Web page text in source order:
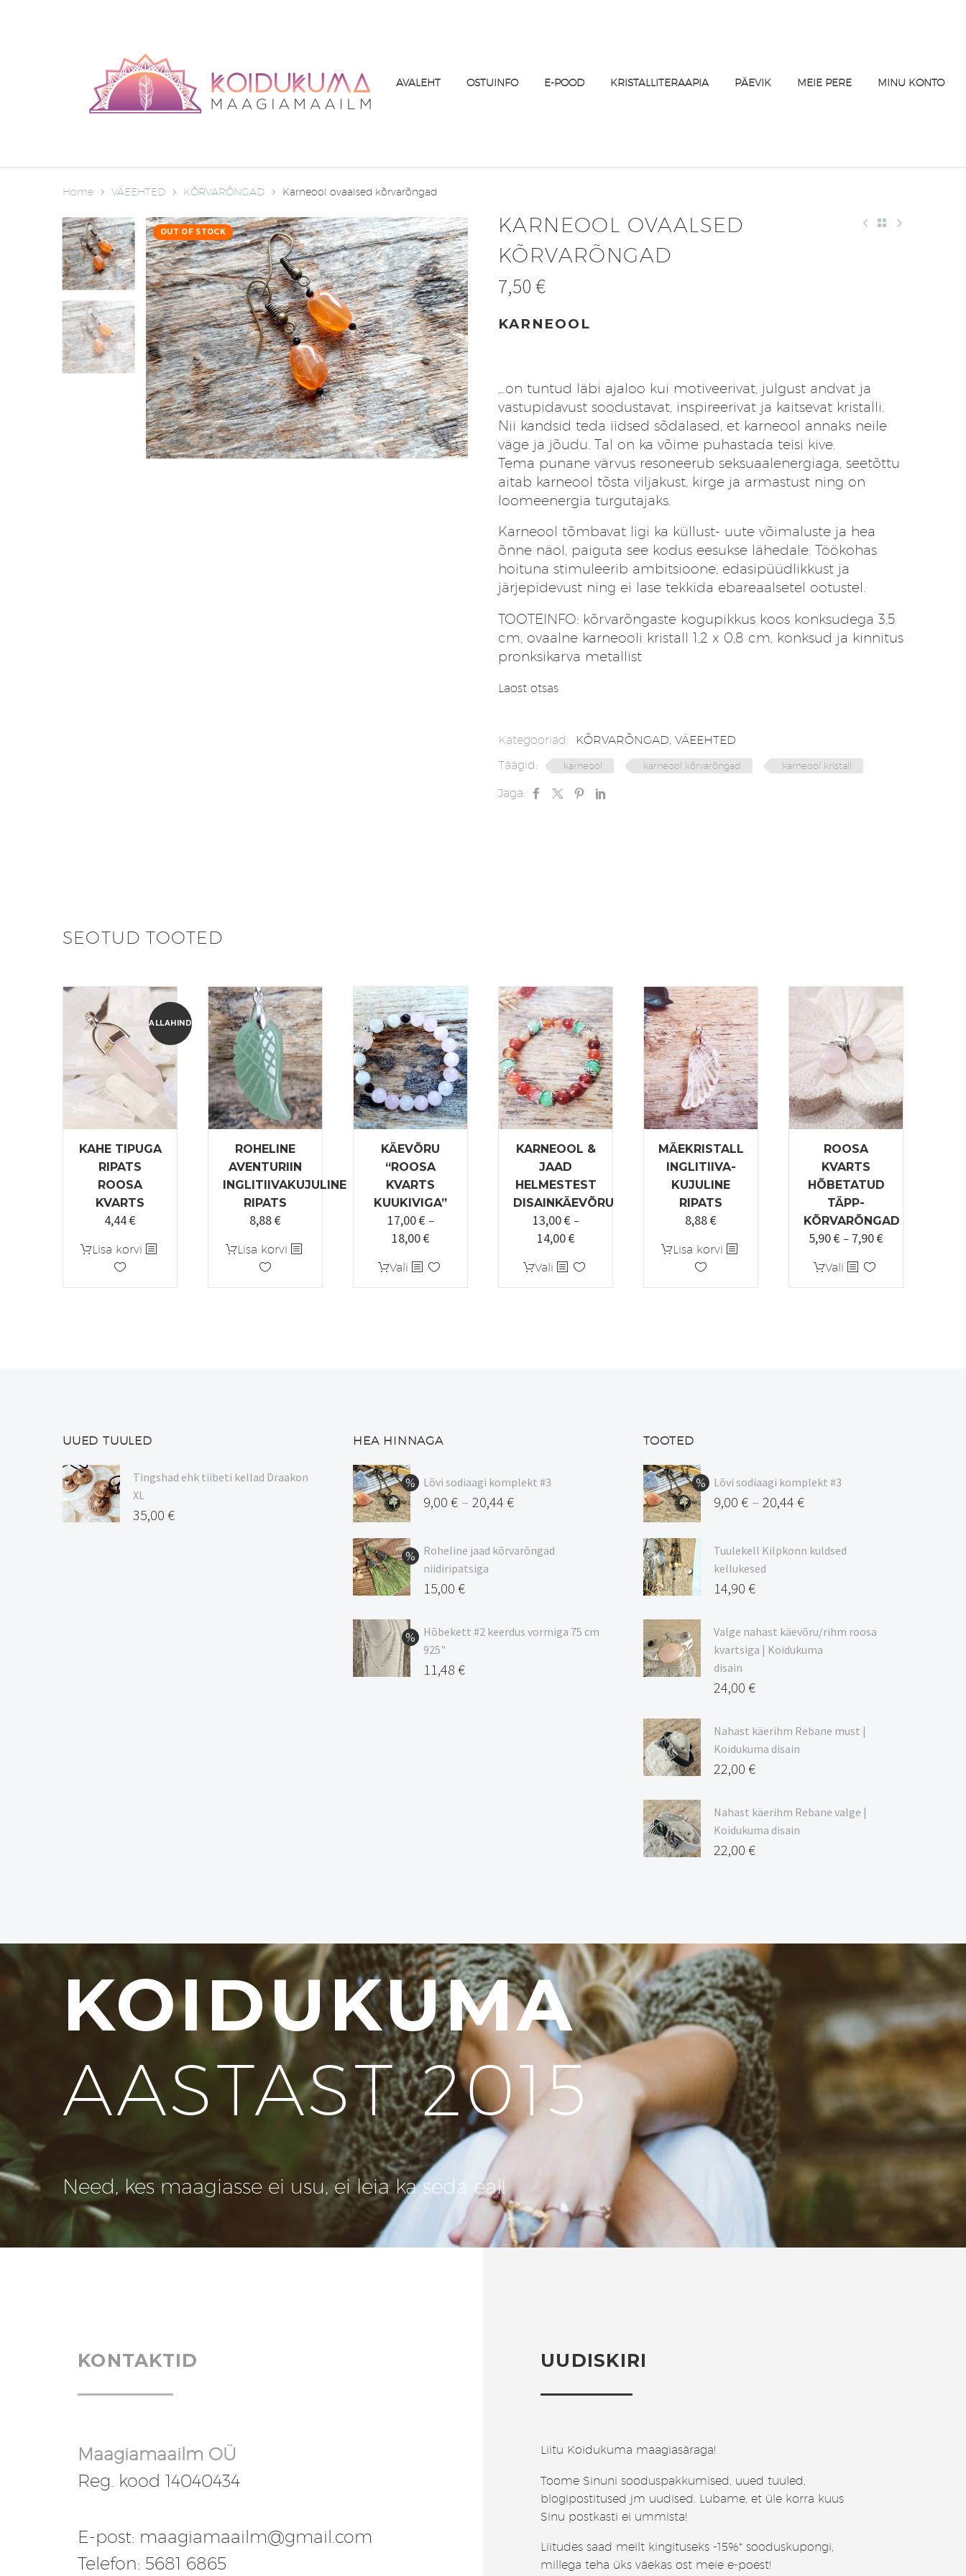
AVALEHT OSTUINFO E-POOD KRISTALLITERAAPIA PÄEVIK MEIE PERE MINU KONTO
Home VÄEEHTED KÕRVARÕNGAD Karneool ovaalsed kõrvarõngad
OUT OF STOCK
KARNEOOL OVAALSED
KÕRVARÕNGAD
7,50 €
KARNEOOL
…on tuntud läbi ajaloo kui motiveerivat, julgust andvat ja
vastupidavust soodustavat, inspireerivat ja kaitsevat kristalli.
Nii kandsid teda iidsed sõdalased, et karneool annaks neile
väge ja jõudu. Tal on ka võime puhastada teisi kive.
Tema punane värvus resoneerub seksuaalenergiaga, seetõttu
aitab karneool tõsta viljakust, kirge ja armastust ning on
loomeenergia turgutajaks.
Karneool tõmbavat ligi ka küllust- uute võimaluste ja hea
õnne näol, paiguta see kodus eesukse lähedale. Töökohas
hoituna stimuleerib ambitsioone, edasipüüdlikkust ja
järjepidevust ning ei lase tekkida ebareaalsetel ootustel.
TOOTEINFO: kõrvarõngaste kogupikkus koos konksudega 3,5
cm, ovaalne karneooli kristall 1,2 x 0,8 cm, konksud ja kinnitus
pronksikarva metallist
Laost otsas
Kategooriad: KÕRVARÕNGAD, VÄEEHTED
Täägid:
karneool karneool kõrvarõngad karneool kristall
Jaga:
SEOTUD TOOTED
ALLAHINDLUS!
KAHE TIPUGA
RIPATS
ROOSA
KVARTS
Algne
oli:
5,55 €.
4,44€
on:
Lisa korvi
ROHELINE
AVENTURIIN
INGLITIIVAKUJULINE
RIPATS
8,88€
Lisa korvi
KÄEVÕRU
“ROOSA
KVARTS
KUUKIVIGA”
17,00€ –
18,00€Hinnavahemik:
kuni
18,00 €
Vali Sellel
tootel
KARNEOOL &
JAAD
HELMESTEST
DISAINKÄEVÕRU
13,00€ –
14,00€Hinnavahemik:
kuni
14,00 €
Vali Sellel
tootel
MÄEKRISTALL
INGLITIIVA-
KUJULINE
RIPATS
8,88€
Lisa korvi
ROOSA
KVARTS
HÕBETATUD
TÄPP-
KÕRVARÕNGAD
5,90€ – 7,90€
7,90 €
Vali Sellel
tootel
UUED TUULED
Tingshad ehk tiibeti kellad Draakon
XL
35,00 €
HEA HINNAGA
Lõvi sodiaagi komplekt #3
9,00 € – 20,44 €
9,00 €
kuni
20,44 €
Roheline jaad kõrvarõngad
niidiripatsiga
Algne
oli:
17,00 €.
15,00 €
hind
on:
15,00 €.
Hõbekett #2 keerdus vormiga 75 cm
925"
Algne
11,48 €
TOOTED
Lõvi sodiaagi komplekt #3
9,00 € – 20,44 €
9,00 €
kuni
20,44 €
Tuulekell Kilpkonn kuldsed
kellukesed
14,90 €
Valge nahast käevõru/rihm roosa
kvartsiga | Koidukuma
disain
24,00 €
Nahast käerihm Rebane must |
Koidukuma disain
22,00 €
Nahast käerihm Rebane valge |
Koidukuma disain
22,00 €
KOIDUKUMA
AASTAST 2015
Need, kes maagiasse ei usu, ei leia ka seda eal!
KONTAKTID
Maagiamaailm OÜ
Reg. kood 14040434
E-post: maagiamaailm@gmail.com
Telefon: 5681 6865
UUDISKIRI
Liitu Koidukuma maagiasäraga!
Toome Sinuni sooduspakkumised, uued tuuled,
blogipostitused jm uudised. Lubame, et üle korra kuus
Sinu postkasti ei ummista!
Liitudes saad meilt kingituseks -15%* sooduskupongi,
millega teha üks väekas ost meie e-poest!